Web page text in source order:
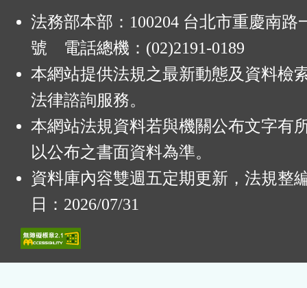
法務部本部：100204 台北市重慶南路
號 電話總機：(02)2191-0189
本網站提供法規之最新動態及資料檢
法律諮詢服務。
本網站法規資料若與機關公布文字有
以公布之書面資料為準。
資料庫內容雙週五定期更新，法規整
日：2026/07/31